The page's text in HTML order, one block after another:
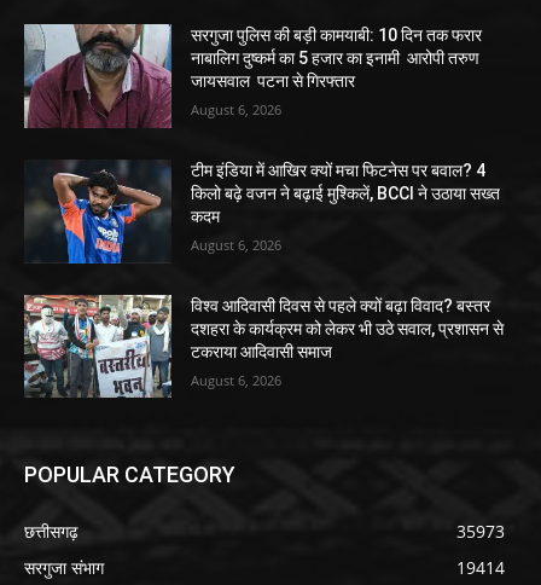
सरगुजा पुलिस की बड़ी कामयाबी: 10 दिन तक फरार
नाबालिग दुष्कर्म का 5 हजार का इनामी आरोपी तरुण
जायसवाल पटना से गिरफ्तार
August 6, 2026
टीम इंडिया में आखिर क्यों मचा फिटनेस पर बवाल? 4
किलो बढ़े वजन ने बढ़ाई मुश्किलें, BCCI ने उठाया सख्त
कदम
August 6, 2026
विश्व आदिवासी दिवस से पहले क्यों बढ़ा विवाद? बस्तर
दशहरा के कार्यक्रम को लेकर भी उठे सवाल, प्रशासन से
टकराया आदिवासी समाज
August 6, 2026
POPULAR CATEGORY
छत्तीसगढ़
35973
सरगुजा संभाग
19414